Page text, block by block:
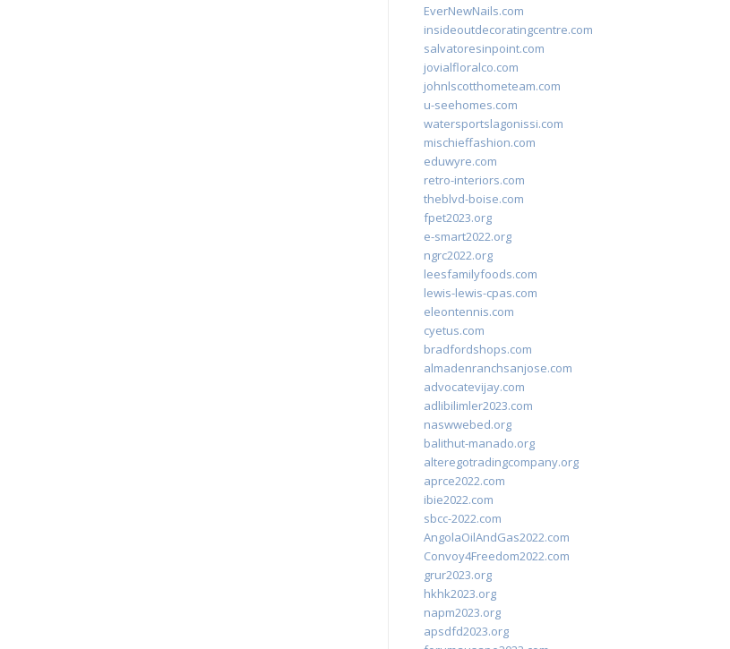
EverNewNails.com
insideoutdecoratingcentre.com
salvatoresinpoint.com
jovialfloralco.com
johnlscotthometeam.com
u-seehomes.com
watersportslagonissi.com
mischieffashion.com
eduwyre.com
retro-interiors.com
theblvd-boise.com
fpet2023.org
e-smart2022.org
ngrc2022.org
leesfamilyfoods.com
lewis-lewis-cpas.com
eleontennis.com
cyetus.com
bradfordshops.com
almadenranchsanjose.com
advocatevijay.com
adlibilimler2023.com
naswwebed.org
balithut-manado.org
alteregotradingcompany.org
aprce2022.com
ibie2022.com
sbcc-2022.com
AngolaOilAndGas2022.com
Convoy4Freedom2022.com
grur2023.org
hkhk2023.org
napm2023.org
apsdfd2023.org